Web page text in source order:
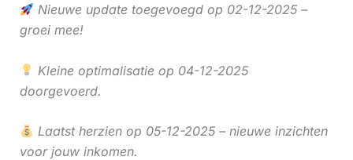
Nieuwe update toegevoegd op 02-12-2025 –
groei mee!
Kleine optimalisatie op 04-12-2025
doorgevoerd.
Laatst herzien op 05-12-2025 – nieuwe inzichten
voor jouw inkomen.